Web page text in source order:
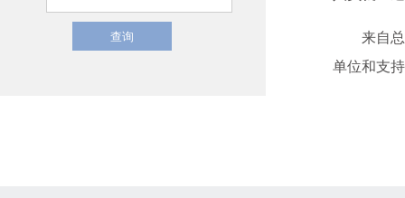
来自总局
单位和支